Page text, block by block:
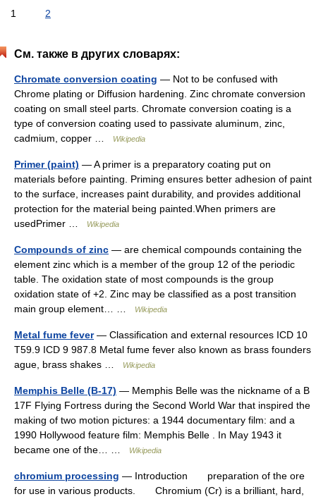
1 2
См. также в других словарях:
Chromate conversion coating — Not to be confused with
Chrome plating or Diffusion hardening. Zinc chromate conversion
coating on small steel parts. Chromate conversion coating is a
type of conversion coating used to passivate aluminum, zinc,
cadmium, copper …
Wikipedia
Primer (paint) — A primer is a preparatory coating put on
materials before painting. Priming ensures better adhesion of paint
to the surface, increases paint durability, and provides additional
protection for the material being painted.When primers are
usedPrimer …
Wikipedia
Compounds of zinc — are chemical compounds containing the
element zinc which is a member of the group 12 of the periodic
table. The oxidation state of most compounds is the group
oxidation state of +2. Zinc may be classified as a post transition
main group element… …
Wikipedia
Metal fume fever— Classification and external resources ICD 10
T59.9 ICD 9 987.8 Metal fume fever also known as brass founders
ague, brass shakes …
Wikipedia
Memphis Belle (B-17) — Memphis Belle was the nickname of a B
17F Flying Fortress during the Second World War that inspired the
making of two motion pictures: a 1944 documentary film: and a
1990 Hollywood feature film: Memphis Belle . In May 1943 it
became one of the… …
Wikipedia
chromium processing — Introduction preparation of the ore
for use in various products. Chromium (Cr) is a brilliant, hard,